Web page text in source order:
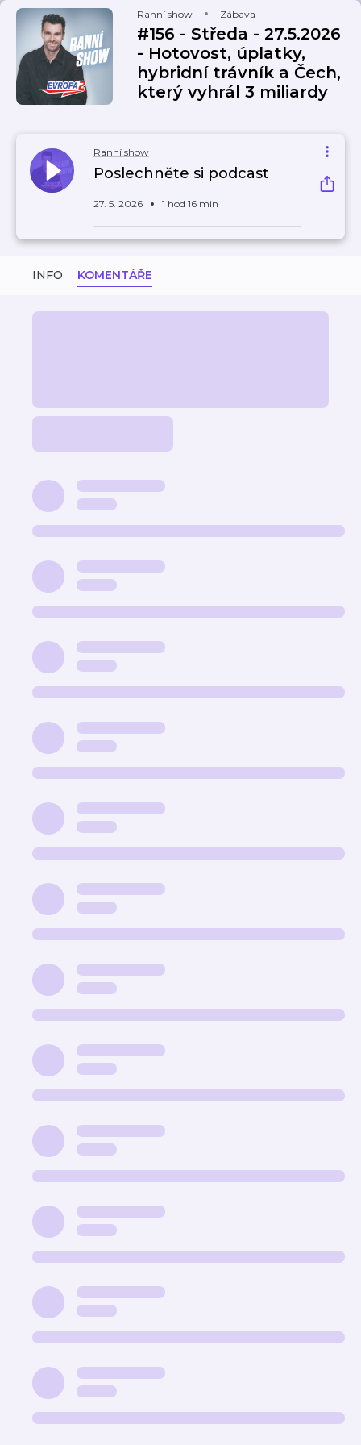
Ranní show Zábava
#156 - Středa - 27.5.2026
- Hotovost, úplatky,
hybridní trávník a Čech,
který vyhrál 3 miliardy
Ranní show
Poslechněte si podcast
27. 5. 2026 1 hod 16 min
INFO KOMENTÁŘE